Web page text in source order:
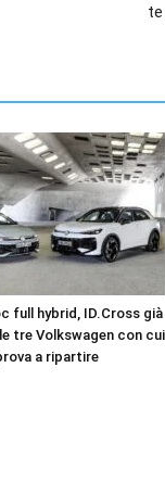
full hybrid, ID.Cross già
tre Volkswagen con cui
a ripartire